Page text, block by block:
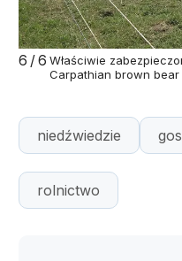
6/6 Właściwie
Carpathian brown
niedźwiedzie
rolnictwo